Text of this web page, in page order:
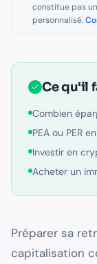
constitue pas
personnalisé.
Ce qu'il
Combien
PEA ou PER
Investir en
Acheter un
Préparer sa
capitalisation